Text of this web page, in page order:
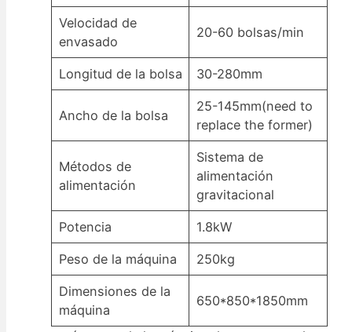
Velocidad de
envasado
20-60 bolsas/min
Longitud de la bolsa 30-280mm
Ancho de la bolsa
25-145mm(need to
replace the former)
Métodos de
alimentación
Sistema de
alimentación
gravitacional
Potencia 1.8kW
Peso de la máquina 250kg
Dimensiones de la
máquina
650*850*1850mm